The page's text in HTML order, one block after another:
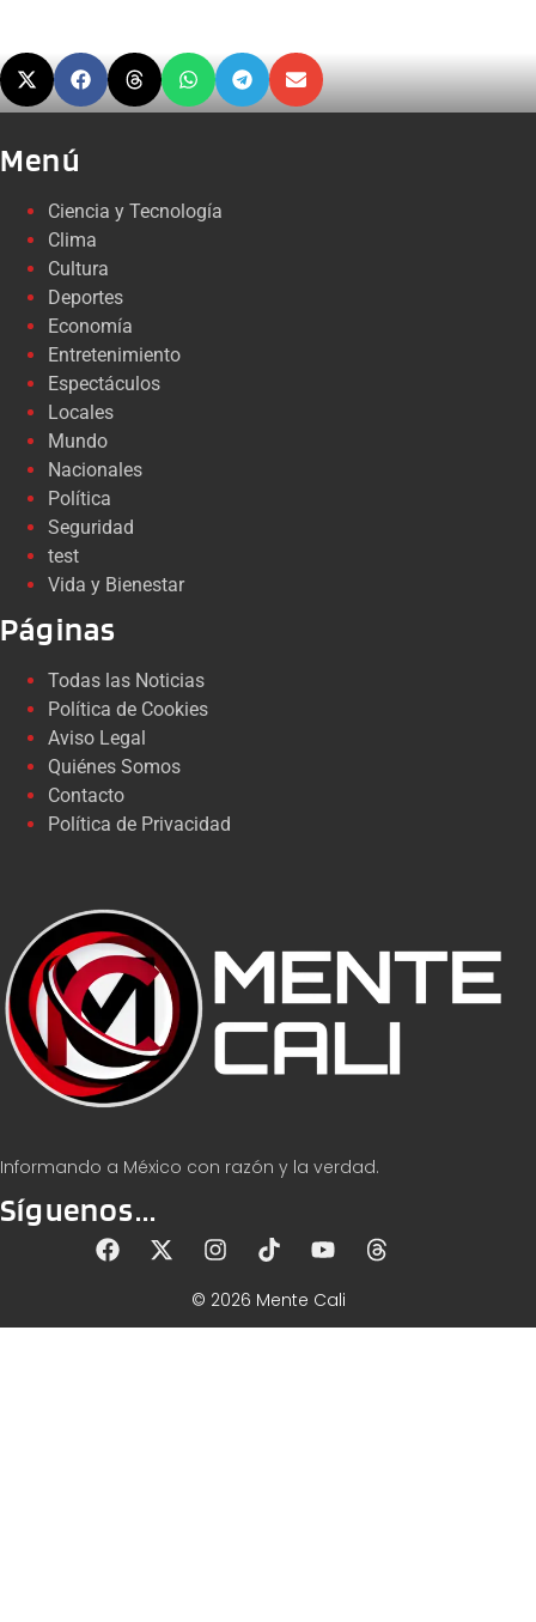
Informando a México con razón y la verdad.
Síguenos...
Menú
Ciencia y Tecnología
Clima
Cultura
Deportes
Economía
Entretenimiento
Espectáculos
Locales
Mundo
Nacionales
Política
Seguridad
test
Vida y Bienestar
Páginas
Todas las Noticias
Política de Cookies
Aviso Legal
Quiénes Somos
Contacto
Política de Privacidad
© 2026 Mente Cali